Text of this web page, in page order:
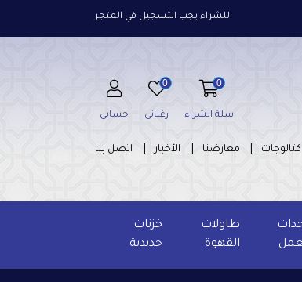
للشراء يجب التسجيل في المتجر
0
سلة الشراء
0
رغباتى حسابى
كتالوجات معارضنا الأخبار اتصل بنا
طاولات
القهوة
خزنات
حديدية